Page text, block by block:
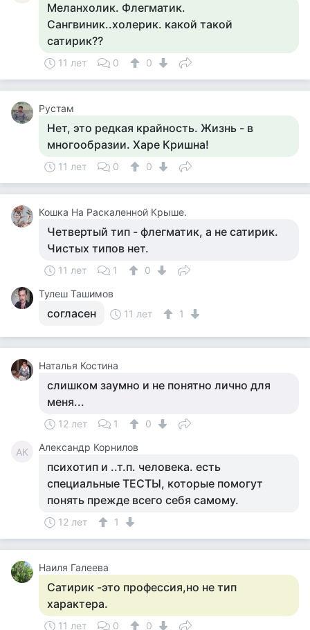
Меланхолик. Флегматик.
Сангвиник..холерик. какой такой
сатирик??
11 лет 0 0
Рустам
Нет, это редкая крайность. Жизнь - в
многообразии. Харе Кришна!
11 лет 0 0
Кошка На Раскаленной Крыше.
Четвертый тип - флегматик, а не сатирик.
Чистых типов нет.
11 лет 1
0
Тулеш Ташимов
согласен 11 лет 1
Наталья Костина
слишком заумно и не понятно лично для
меня...
12 лет 1 0
АК Александр Корнилов
психотип и ..т.п. человека. есть
специальные ТЕСТЫ, которые помогут
понять прежде всего себя самому.
12 лет 1
Наиля Галеева
Сатирик -это профессия,но не тип
характера.
11 лет 0 0